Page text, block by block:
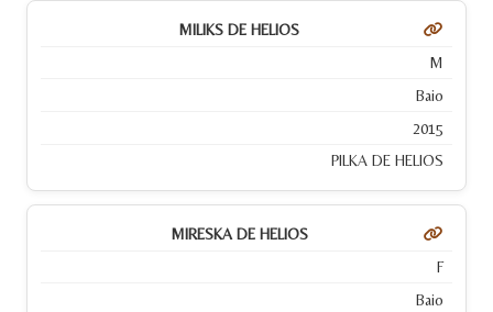
MILIKS DE HELIOS
M
Baio
2015
PILKA DE HELIOS
MIRESKA DE HELIOS
F
Baio